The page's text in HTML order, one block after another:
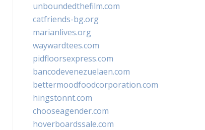
unboundedthefilm.com
catfriends-bg.org
marianlives.org
waywardtees.com
pidfloorsexpress.com
bancodevenezuelaen.com
bettermoodfoodcorporation.com
hingstonnt.com
chooseagender.com
hoverboardssale.com